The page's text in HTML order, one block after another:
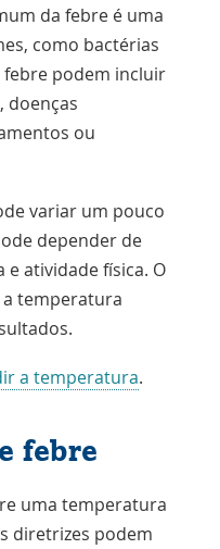
da febre é uma
como bactérias
febre podem incluir
doenças
ou
variar um pouco
depender de
atividade física. O
temperatura
a temperatura.
febre
uma temperatura
diretrizes podem